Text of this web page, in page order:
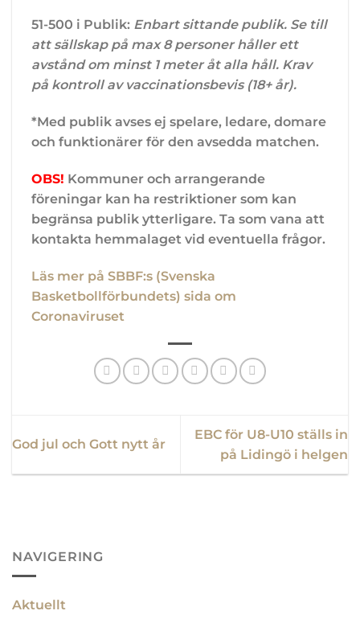
51-500 i Publik: Enbart sittande publik. Se till
att sällskap på max 8 personer håller ett
avstånd om minst 1 meter åt alla håll. Krav
på kontroll av vaccinationsbevis (18+ år).
*Med publik avses ej spelare, ledare, domare
och funktionärer för den avsedda matchen.
OBS! Kommuner och arrangerande
föreningar kan ha restriktioner som kan
begränsa publik ytterligare. Ta som vana att
kontakta hemmalaget vid eventuella frågor.
Läs mer på SBBF:s (Svenska
Basketbollförbundets) sida om
Coronaviruset
God jul och Gott nytt år
EBC för U8-U10 ställs in
på Lidingö i helgen
NAVIGERING
Aktuellt